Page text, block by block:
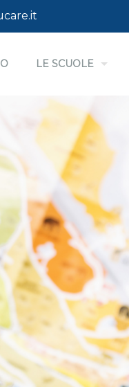
LE SCUOLE